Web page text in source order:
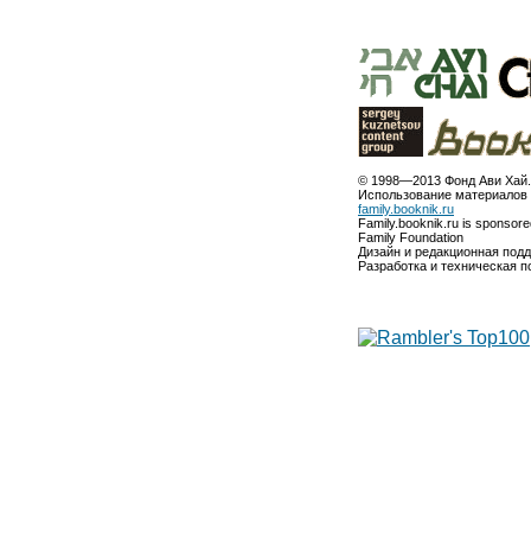
© 1998—2013 Фонд Ави
Использование
family.booknik.ru
Family.booknik.ru is
Family Foundation
Дизайн и редакционная
Разработка и техническая